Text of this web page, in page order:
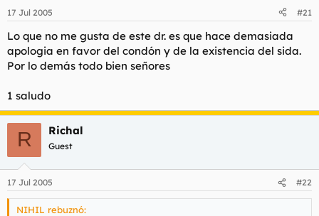
17 Jul 2005 #21
Lo que no me gusta de este dr. es que hace demasiada
apologia en favor del condón y de la existencia del sida.
Por lo demás todo bien señores
1 saludo
R Richal
Guest
17 Jul 2005 #22
NIHIL rebuznó: